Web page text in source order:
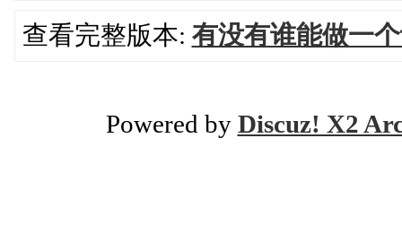
查看完整版本: 有没有谁能做一
Powered by Discuz! X2